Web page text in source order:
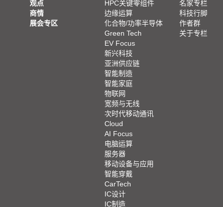
观点
商情
展会专区
HPC关键零组件
边缘运算
化合物/功率半导体
Green Tech
EV Focus
新兴科技
亚洲供应链
智能制造
智能家庭
物联网
宽频与无线
次时代移动通讯
Cloud
AI Focus
电脑运算
服务器
移动设备与应用
智能穿戴
CarTech
IC设计
IC制造
名家专栏
科技行脚
作者群
关于专栏